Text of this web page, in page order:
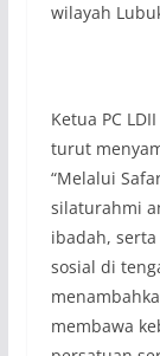
wilayah
Ketua PC
turut
“Melalui
silaturahmi
ibadah,
sosial di
membawa